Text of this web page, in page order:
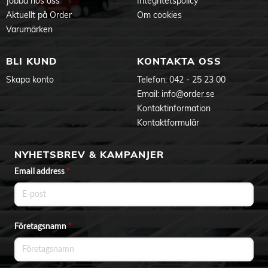
Aktuellt på Order
Varumärken
Om cookies
BLI KUND
Skapa konto
KONTAKTA OSS
Telefon: 042 - 25 23 00
Email: info@order.se
Kontaktinformation
Kontaktformulär
NYHETSBREV & KAMPANJER
Email address *
Företagsnamn*